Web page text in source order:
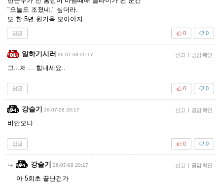
"오늘도 조졌네." 싶더라.
또 한 5년 원기옥 모아야지
답글 0
0
일하기시러 26-07-08 20:17 신고 | 공감 확인
그...저.... 힘내세요..
답글 0
0
강슬기 26-07-08 20:17 신고 | 공감 확인
비안오나
답글 0
0
강슬기 26-07-08 20:17 신고 | 공감 확인
아 5회초 끝난건가